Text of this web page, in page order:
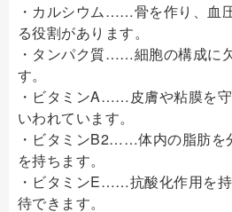
・カルシウム……骨を作り、血
る役割があります。
・タンパク質……細胞の構成に
す。
・ビタミンA……皮膚や粘膜を
いわれています。
・ビタミンB2……体内の脂肪を
を持ちます。
・ビタミンE……抗酸化作用を
待できます。